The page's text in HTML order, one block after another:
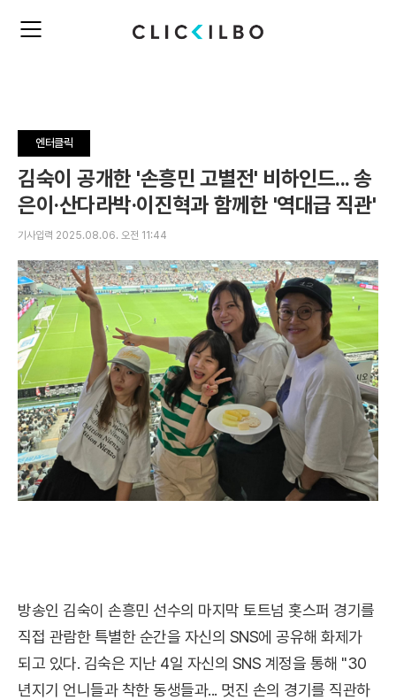
주
뉴
펼
치
기
엔터클릭
김숙이 공개한 '손흥민 고별전' 비하인드... 송
은이·산다라박·이진혁과 함께한 '역대급 직관'
기사입력 2025.08.06. 오전 11:44
방송인 김숙이 손흥민 선수의 마지막 토트넘 홋스퍼 경기를
직접 관람한 특별한 순간을 자신의 SNS에 공유해 화제가
되고 있다. 김숙은 지난 4일 자신의 SNS 계정을 통해 "30
년지기 언니들과 착한 동생들과... 멋진 손의 경기를 직관하